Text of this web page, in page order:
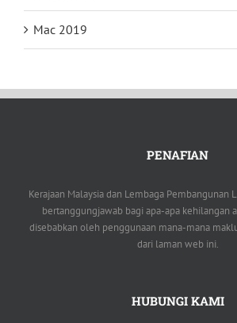
Mac 2019
PENAFIAN
Kerajaan Malaysia dan Lembaga Pembangunan
bertanggungjawab bagi apa-apa kehilangan
disebabkan oleh penggunaan mana-mana
dari laman web ini.
HUBUNGI KAMI